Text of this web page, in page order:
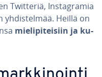
Twitteriä, Ins­tagra­mia
yh­dis­tel­mää. Heillä on
mie­li­pi­tei­siin ja ku­